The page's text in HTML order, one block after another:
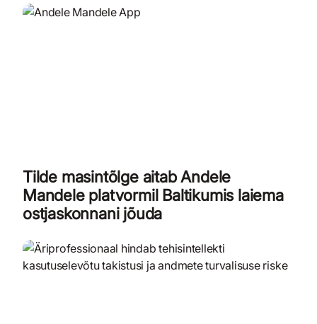
Tilde masintõlge aitab Andele
Mandele platvormil Baltikumis laiema
ostjaskonnani jõuda